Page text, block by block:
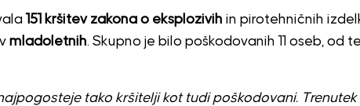
151 kršitev zakona o eksplozivih in pirotehničnih
mladoletnih. Skupno je bilo poškodovanih 11 oseb, od
tako kršitelji kot tudi poškodovani. Trenutek